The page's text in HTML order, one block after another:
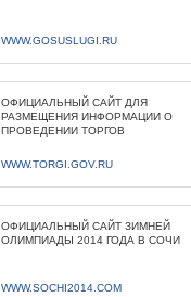
WWW.GOSUSLUGI.RU
ОФИЦИАЛЬНЫЙ САЙТ ДЛЯ
РАЗМЕЩЕНИЯ ИНФОРМАЦИИ О
ПРОВЕДЕНИИ ТОРГОВ
WWW.TORGI.GOV.RU
ОФИЦИАЛЬНЫЙ САЙТ ЗИМНЕЙ
ОЛИМПИАДЫ 2014 ГОДА В СОЧИ
WWW.SOCHI2014.COM